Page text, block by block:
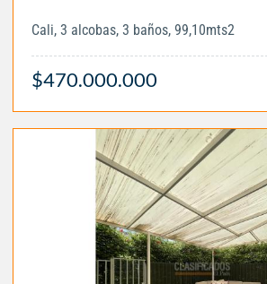
Cali, 3 alcobas, 3 baños, 99,10mts2
$470.000.000